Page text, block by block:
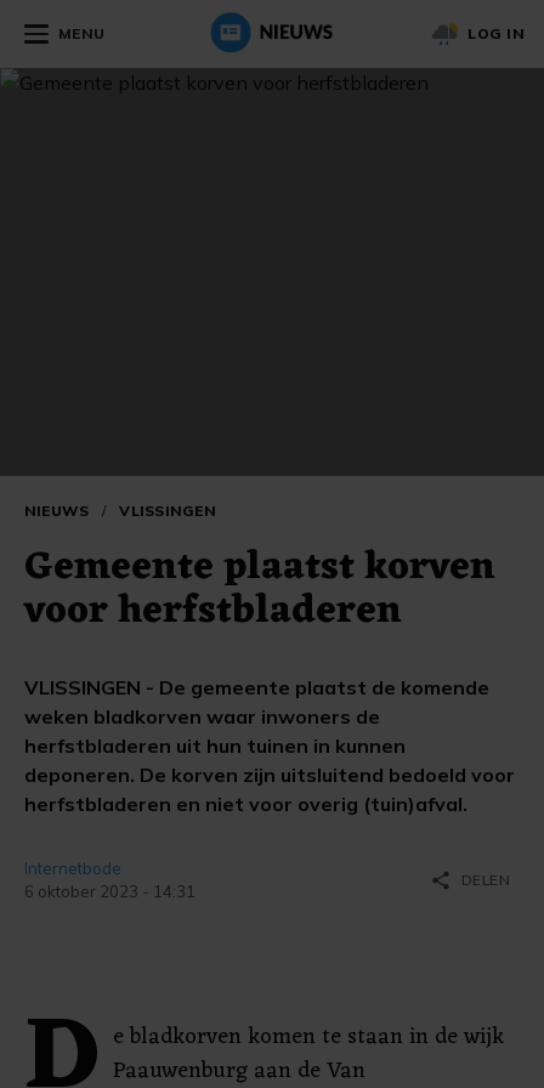
MENU LOG IN
NIEUWS / VLISSINGEN
Gemeente plaatst korven
voor herfstbladeren
VLISSINGEN - De gemeente plaatst de komende
weken bladkorven waar inwoners de
herfstbladeren uit hun tuinen in kunnen
deponeren. De korven zijn uitsluitend bedoeld voor
herfstbladeren en niet voor overig (tuin)afval.
Internetbode
6 oktober 2023 - 14:31
share DELEN
e bladkorven komen te staan in de wijk
Paauwenburg aan de Van